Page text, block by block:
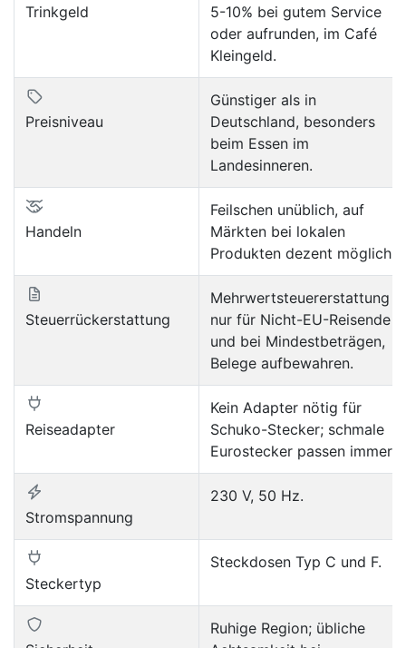
Trinkgeld
5-10% bei gutem Service
oder aufrunden, im Café
Kleingeld.
Preisniveau
Günstiger als in
Deutschland, besonders
beim Essen im
Landesinneren.
Handeln
Feilschen unüblich, auf
Märkten bei lokalen
Produkten dezent möglich.
Steuerrückerstattung
Mehrwertsteuererstattung
nur für Nicht-EU-Reisende
und bei Mindestbeträgen,
Belege aufbewahren.
Reiseadapter
Kein Adapter nötig für
Schuko-Stecker; schmale
Eurostecker passen immer.
Stromspannung
230 V, 50 Hz.
Steckertyp
Steckdosen Typ C und F.
Ruhige Region; übliche